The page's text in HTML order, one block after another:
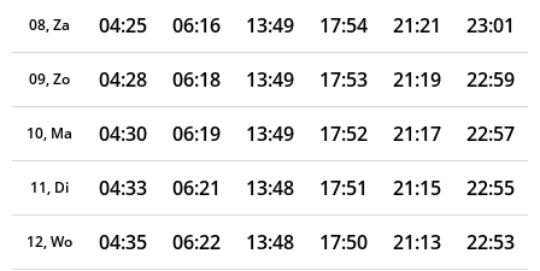
08, Za 04:25 06:16 13:49 17:54 21:21 23:01
09, Zo 04:28 06:18 13:49 17:53 21:19 22:59
10, Ma 04:30 06:19 13:49 17:52 21:17 22:57
11, Di 04:33 06:21 13:48 17:51 21:15 22:55
12, Wo 04:35 06:22 13:48 17:50 21:13 22:53